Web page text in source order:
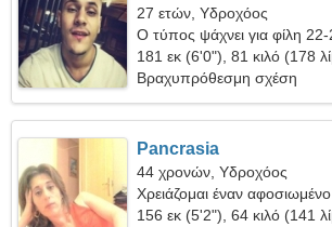
27 ετών, Υδροχόος
Ο τύπος ψάχνει για φίλη 22-
181 εκ (6'0"), 81 κιλό (178
Βραχυπρόθεσμη σχέση
Pancrasia
44 χρονών, Υδροχόος
Χρειάζομαι έναν
156 εκ (5'2"), 64 κιλό (141